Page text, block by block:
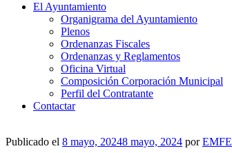
El Ayuntamiento
Organigrama del Ayuntamiento
Plenos
Ordenanzas Fiscales
Ordenanzas y Reglamentos
Oficina Virtual
Composición Corporación Municipal
Perfil del Contratante
Contactar
Publicado el 8 mayo, 20248 mayo, 2024 porEMFE